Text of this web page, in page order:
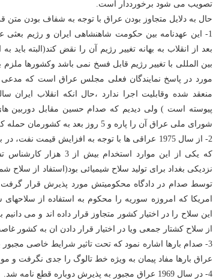
تصویب می شود برخورددار است.
حال به دلایل متجاوز بودن عراق با توجه به شفاف بودن متن
1- این عهدنامه بین حکومت شاهنشاهی ایران و رژیم
بعد از انقلاب به بهانه تغییر رژیم آن را نقض کند(البته
بین المللی با تغییر رژیم قابل فسخ نمی باشد وکشورها
مورد در پاسخ نمایندگان فعلی مجلس عراق است که مدعی
منعقد شده وقابلیت اجرا ندارد ،حال انکه انقلاب ایران
شورای ملی عراق آن را پاره و 5 روز بعد به کشورمان حمله کرد.
2- از سال 1975 عراقی ها با توجه به افزایش
که یکی از این موارد
نزدیکی بغداد برای تولید سلاح شیمیائی بود(استفاد از سلاح
توسط صدام در دادگاه محکومیتش مورد پذیرش قرار
امریکا که امروزه سوریه را محکوم به استفاده از
این سلاح را در اختیار کشور متجاوز قرار داده اند و می
از سلاح کشتار جمعی ویا در اختیار قرار دادن ان به کشور
3- صدام بارها اشاره نمود که تحت تاثیر شرایط خاصی
عراق بارها مفاد پیمان به ویژه خط تالوگ را جدی نگرفت و
4- در سال 1969 عراق مجبور به پذیرش دوباره قطع نامه شد.